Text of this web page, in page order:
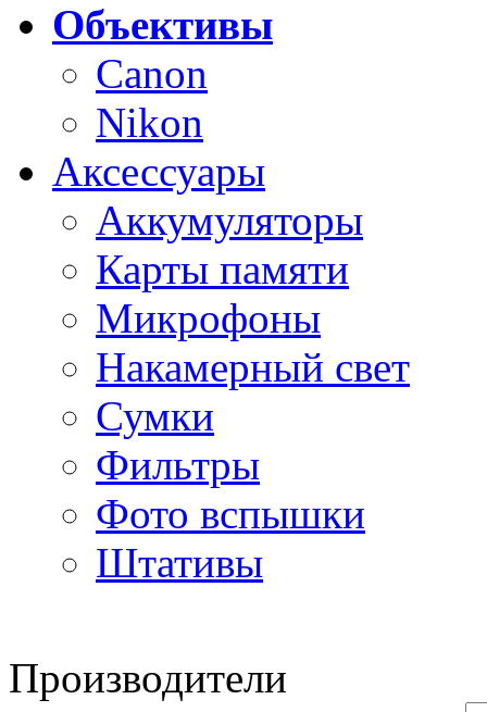
Объективы
Canon
Nikon
Аксессуары
Аккумуляторы
Карты памяти
Микрофоны
Накамерный свет
Сумки
Фильтры
Фото вспышки
Штативы
Производители